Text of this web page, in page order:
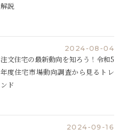
解説
2024-08-04
注文住宅の最新動向を知ろう！令和5
年度住宅市場動向調査から見るトレ
ンド
2024-09-16